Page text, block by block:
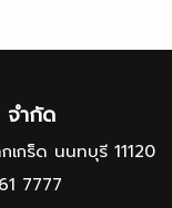
จำกัด
กร็ด นนทบุรี 11120
7777